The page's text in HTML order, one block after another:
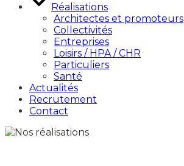
Réalisations
Architectes et promoteurs
Collectivités
Entreprises
Loisirs / HPA / CHR
Particuliers
Santé
Actualités
Recrutement
Contact